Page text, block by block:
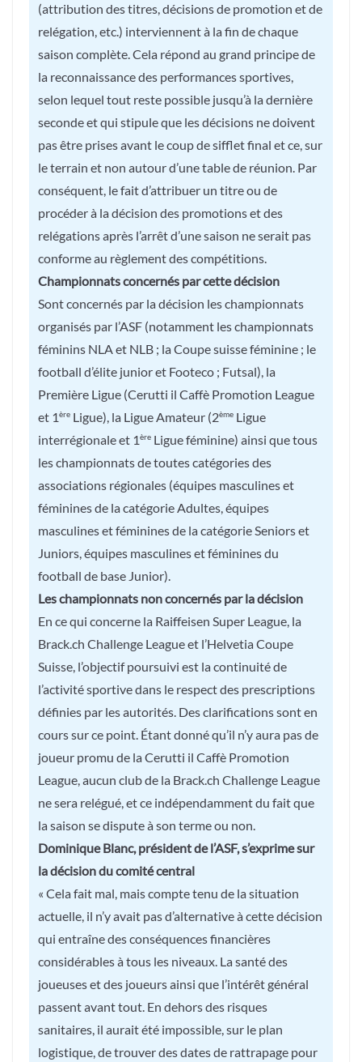
(attribution des titres, décisions de promotion et de
relégation, etc.) interviennent à la fin de chaque
saison complète. Cela répond au grand principe de
la reconnaissance des performances sportives,
selon lequel tout reste possible jusqu’à la dernière
seconde et qui stipule que les décisions ne doivent
pas être prises avant le coup de sifflet final et ce, sur
le terrain et non autour d’une table de réunion. Par
conséquent, le fait d’attribuer un titre ou de
procéder à la décision des promotions et des
relégations après l’arrêt d’une saison ne serait pas
conforme au règlement des compétitions.
Championnats concernés par cette décision
Sont concernés par la décision les championnats
organisés par l’ASF (notamment les championnats
féminins NLA et NLB ; la Coupe suisse féminine ; le
football d’élite junior et Footeco ; Futsal), la
Première Ligue (Cerutti il Caffè Promotion League
et 1ère Ligue), la Ligue Amateur (2ème Ligue
interrégionale et 1ère Ligue féminine) ainsi que tous
les championnats de toutes catégories des
associations régionales (équipes masculines et
féminines de la catégorie Adultes, équipes
masculines et féminines de la catégorie Seniors et
Juniors, équipes masculines et féminines du
football de base Junior).
Les championnats non concernés par la décision
En ce qui concerne la Raiffeisen Super League, la
Brack.ch Challenge League et l’Helvetia Coupe
Suisse, l’objectif poursuivi est la continuité de
l’activité sportive dans le respect des prescriptions
définies par les autorités. Des clarifications sont en
cours sur ce point. Étant donné qu’il n’y aura pas de
joueur promu de la Cerutti il Caffè Promotion
League, aucun club de la Brack.ch Challenge League
ne sera relégué, et ce indépendamment du fait que
la saison se dispute à son terme ou non.
Dominique Blanc, président de l’ASF, s’exprime sur
la décision du comité central
« Cela fait mal, mais compte tenu de la situation
actuelle, il n’y avait pas d’alternative à cette décision
qui entraîne des conséquences financières
considérables à tous les niveaux. La santé des
joueuses et des joueurs ainsi que l’intérêt général
passent avant tout. En dehors des risques
sanitaires, il aurait été impossible, sur le plan
logistique, de trouver des dates de rattrapage pour